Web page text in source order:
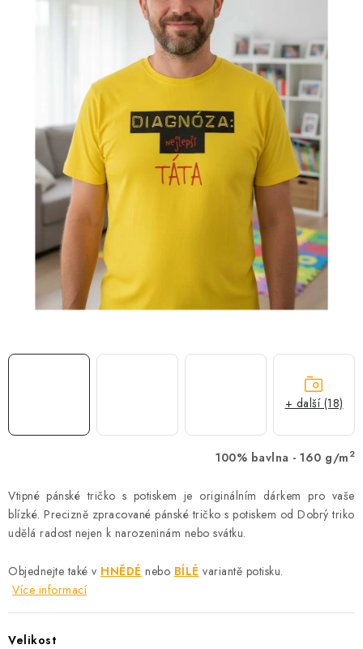
OKAMŽITĚ K ODBĚRU
MÁM SRDCE POMÁHÁM
VÁNOCE
PROVIZNÍ SYSTÉM
Časté otázky
Obchodní podmínky
100% bavlna - 160 g/m 2
Vtipné pánské tričko s potiskem je originálním dárkem pro vaše
blízké. Precizně zpracované pánské tričko s potiskem od Dobrý triko
udělá radost nejen k narozeninám nebo svátku.
Objednejte také v HNĚDÉ nebo BÍLÉ variantě potisku.
Více informací
Velikost
+ další (18)